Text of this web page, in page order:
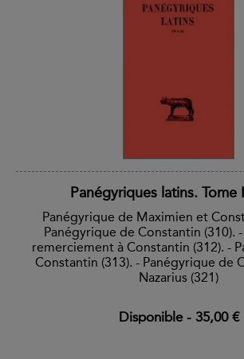
Panégyriques latins. Tome
Panégyrique de Maximien et
Panégyrique de Constantin (310).
remerciement à Constantin (312). -
Constantin (313). - Panégyrique de
Nazarius (321)
Disponible- 35,00 €